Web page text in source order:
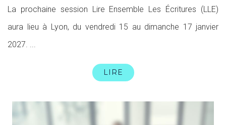
La prochaine session Lire Ensemble Les Écritures (LLE)
aura lieu à Lyon, du vendredi 15 au dimanche 17 janvier
2027. ...
LIRE